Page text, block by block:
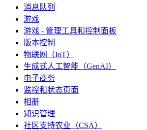
消息队列
游戏
游戏 - 管理工具和控制面板
版本控制
物联网（IoT）
生成式人工智能（GenAI）
电子商务
监控和状态页面
相册
知识管理
社区支持农业（CSA）